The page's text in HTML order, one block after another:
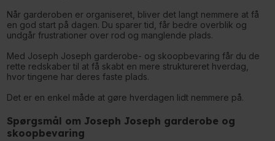
Når garderoben er organiseret, bliver det langt nemmere at få
en god start på dagen. Du sparer tid, får bedre overblik og
undgår frustrationer over rod og manglende plads.
Med Joseph Joseph garderobe- og skoopbevaring får du de
rette redskaber til at få skabt en mere struktureret hverdag,
hvor tingene har deres faste plads.
Det er en enkel måde at gøre hverdagen lidt nemmere på.
Spørgsmål om Joseph Joseph garderobe og
skoopbevaring